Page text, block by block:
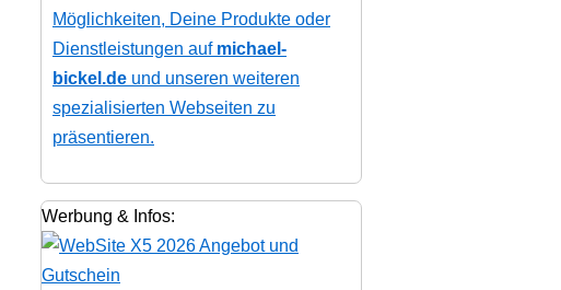
Möglichkeiten, Deine Produkte oder
Dienstleistungen auf michael-
bickel.de und unseren weiteren
spezialisierten Webseiten zu
präsentieren.
Werbung & Infos: